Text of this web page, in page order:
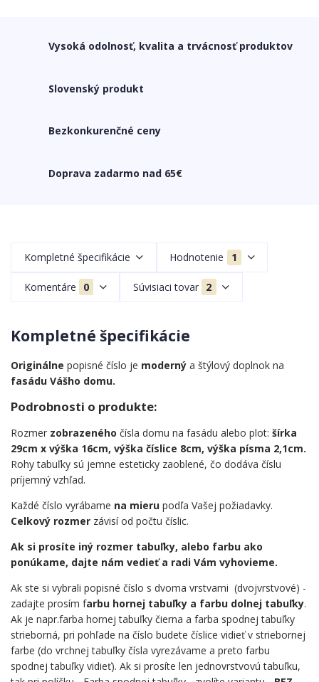
Vysoká odolnosť, kvalita a trvácnosť produktov
Slovenský produkt
Bezkonkurenčné ceny
Doprava zadarmo nad 65€
Kompletné špecifikácie Hodnotenie 1
Komentáre 0 Súvisiaci tovar 2
Kompletné špecifikácie
Originálne popisné číslo je moderný a štýlový doplnok na
fasádu Vášho domu.
Podrobnosti o produkte:
Rozmer zobrazeného čísla domu na fasádu alebo plot: šírka
29cm x výška 16cm, výška číslice 8cm, výška písma 2,1cm.
Rohy tabuľky sú jemne esteticky zaoblené, čo dodáva číslu
príjemný vzhľad.
Každé číslo vyrábame na mieru podľa Vašej požiadavky.
Celkový rozmer závisí od počtu číslic.
Ak si prosíte iný rozmer tabuľky, alebo farbu ako
ponúkame, dajte nám vedieť a radi Vám vyhovieme.
Ak ste si vybrali popisné číslo s dvoma vrstvami (dvojvrstvové) -
zadajte prosím farbu hornej tabuľky a farbu dolnej tabuľky.
Ak je napr.farba hornej tabuľky čierna a farba spodnej tabuľky
strieborná, pri pohľade na číslo budete číslice vidieť v striebornej
farbe (do vrchnej tabuľky čísla vyrezávame a preto farbu
spodnej tabuľky vidieť). Ak si prosíte len jednovrstvovú tabuľku,